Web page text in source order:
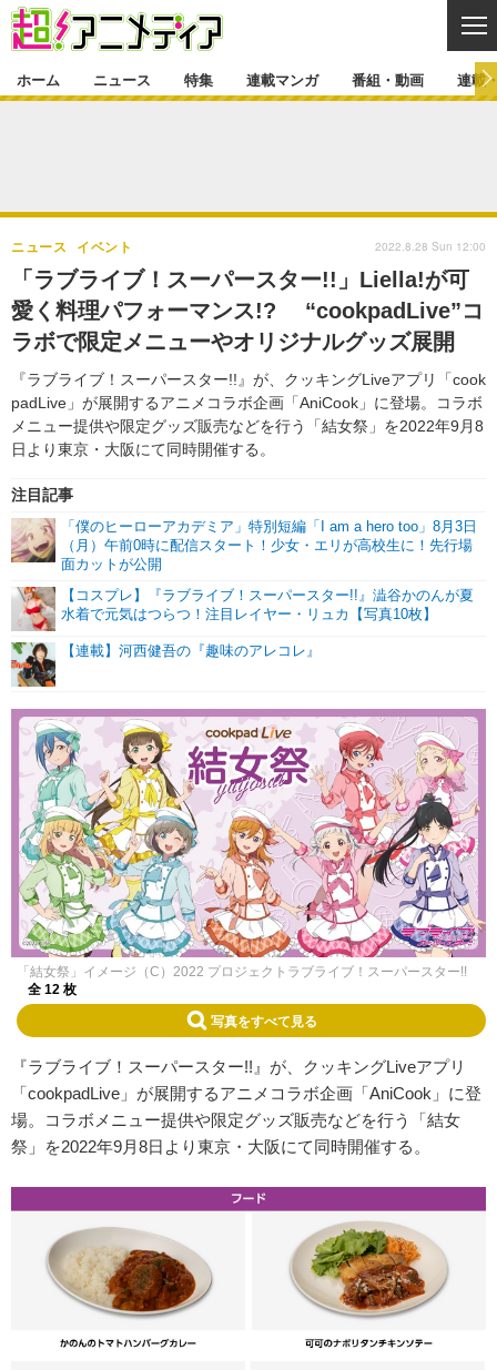
ゲーム・アプリ マンガ
グッズ イベント
声優 コスプレ
舞台 新帝スタ
特集一覧 カバー
ラキりす
連載マンガ
連載マンガ一覧
番組・動画
番組・動画一覧 ラジオ
動画
連載・ブログ
連載・ブログ一覧
編集部ブログ・お知らせ
ホーム ニュース 特集 連載マンガ 番組・動画 連載
「ラブライブ！スーパースター!!」Liella!が可
愛く料理パフォーマンス!? “cookpadLive”コ
ラボで限定メニューやオリジナルグッズ展開
『ラブライブ！スーパースター!!』が、クッキングLiveアプリ「cook
padLive」が展開するアニメコラボ企画「AniCook」に登場。コラボ
メニュー提供や限定グッズ販売などを行う「結女祭」を2022年9月8
日より東京・大阪にて同時開催する。
ニュース イベント
注目記事
「僕のヒーローアカデミア」特別短編「I am a hero too」8月3日
（月）午前0時に配信スタート！少女・エリが高校生に！先行場
面カットが公開
【コスプレ】『ラブライブ！スーパースター!!』澁谷かのんが夏
水着で元気はつらつ！注目レイヤー・リュカ【写真10枚】
【連載】河西健吾の『趣味のアレコレ』
2022.8.28 Sun 12:00
「結女祭」イメージ（C）2022 プロジェクトラブライブ！スーパースター!!
全 12 枚
写真をすべて見る
『ラブライブ！スーパースター!!』が、クッキングLiveアプリ
「cookpadLive」が展開するアニメコラボ企画「AniCook」に登
場。コラボメニュー提供や限定グッズ販売などを行う「結女
祭」を2022年9月8日より東京・大阪にて同時開催する。